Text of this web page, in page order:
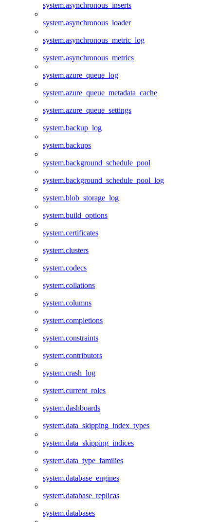
system.asynchronous_inserts
system.asynchronous_loader
system.asynchronous_metric_log
system.asynchronous_metrics
system.azure_queue_log
system.azure_queue_metadata_cache
system.azure_queue_settings
system.backup_log
system.backups
system.background_schedule_pool
system.background_schedule_pool_log
system.blob_storage_log
system.build_options
system.certificates
system.clusters
system.codecs
system.collations
system.columns
system.completions
system.constraints
system.contributors
system.crash_log
system.current_roles
system.dashboards
system.data_skipping_index_types
system.data_skipping_indices
system.data_type_families
system.database_engines
system.database_replicas
system.databases